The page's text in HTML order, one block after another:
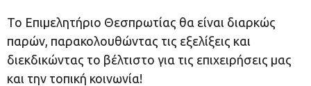
Το Επιμελητήριο Θεσπρωτίας θα είναι διαρκώς
παρών, παρακολουθώντας τις εξελίξεις και
διεκδικώντας το βέλτιστο για τις επιχειρήσεις μας
και την τοπική κοινωνία!